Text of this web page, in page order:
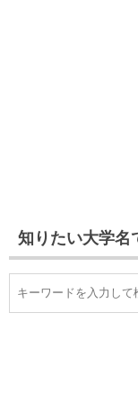
知りたい大学名